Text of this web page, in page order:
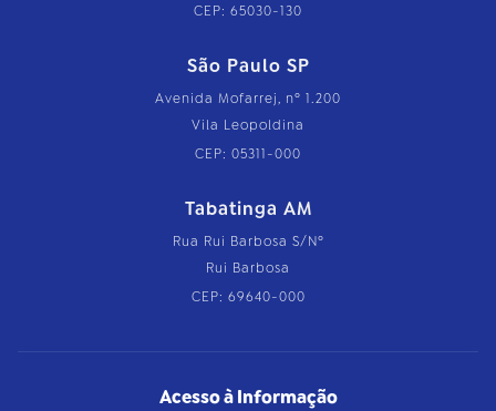
CEP: 65030-130
São Paulo SP
Avenida Mofarrej, nº 1.200
Vila Leopoldina
CEP: 05311-000
Tabatinga AM
Rua Rui Barbosa S/Nº
Rui Barbosa
CEP: 69640-000
Acesso à Informação